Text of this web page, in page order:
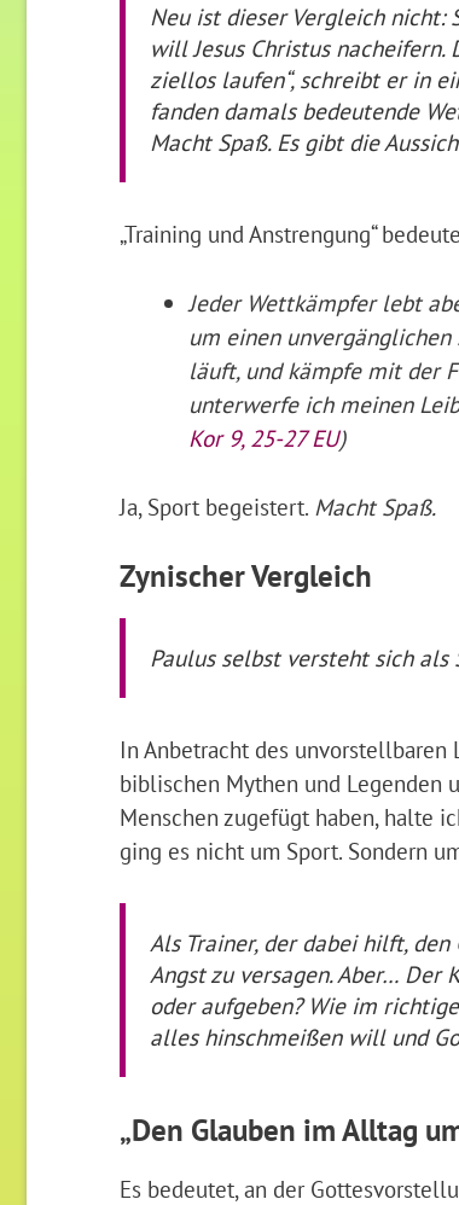
Neu ist dieser Vergleich nicht:
will Jesus Christus
ziellos laufen“, schreibt er in
fanden damals bedeutende
Macht Spaß. Es gibt die
„Training und Anstrengung“
Jeder Wettkämpfer lebt
um einen
läuft, und kämpfe mit der
unterwerfe ich meinen
Kor 9, 25-27 EU)
Ja, Sport begeistert. Macht Spaß.
Zynischer Vergleich
Paulus selbst versteht sich als
In Anbetracht des unvorstellbaren
biblischen Mythen und Legenden
Menschen zugefügt haben, halte
ging es nicht um Sport. Sondern
Als Trainer, der dabei hilft,
Angst zu versagen. Aber…
oder aufgeben? Wie im
alles hinschmeißen will und
„Den Glauben im Alltag
Es bedeutet, an der